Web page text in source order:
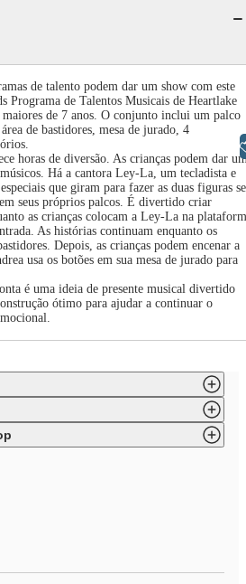
de talento podem dar um show com este
de Talentos Musicais de Heartlake
de 7 anos. O conjunto inclui um palco
de bastidores, mesa de jurado, 4
horas de diversão. As crianças podem dar
Há a cantora Ley-La, um tecladista e
que giram para fazer as duas figuras se
seus próprios palcos. É divertido criar
as crianças colocam a Ley-La na
As histórias continuam enquanto os
Depois, as crianças podem encenar a
usa os botões em sua mesa de jurado para
é uma ideia de presente musical divertido
ótimo para ajudar a continuar o